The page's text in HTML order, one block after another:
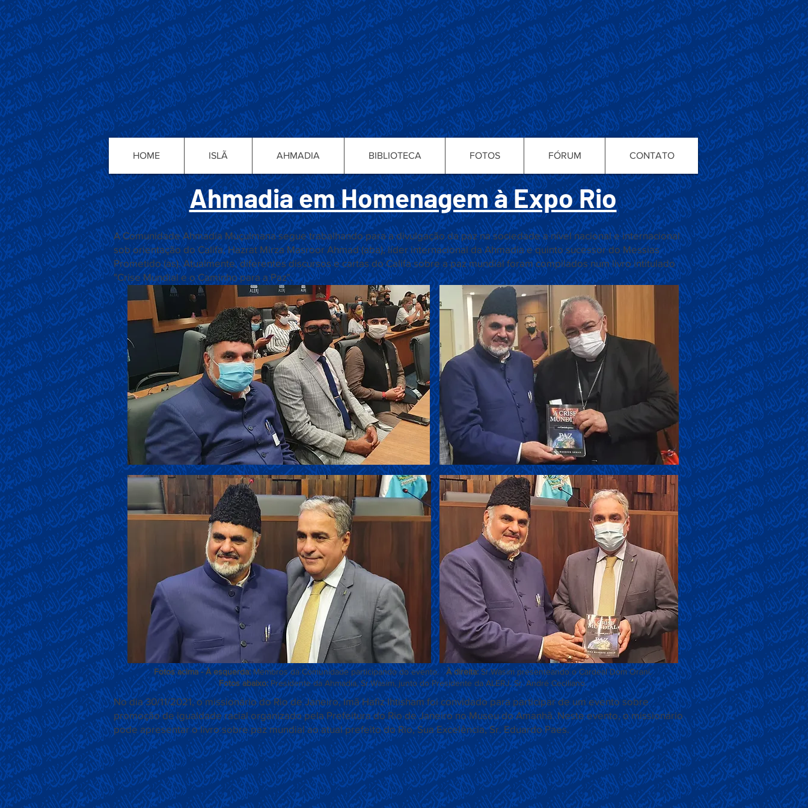
Título 6
HOME ISLÃ AHMADIA BIBLIOTECA FOTOS FÓRUM CONTATO
Ahmadia em Homenagem à Expo Rio
A Comunidade Ahmadia Muçulmana segue trabalhando para a divulgação da paz na sociedade a nível nacional e internacional
sob orientação do Califa, Hazrat Mirza Masroor Ahmad (aba), líder internacional da Ahmadia e quinto sucessor do Messias
Prometido (as). Atualmente, diferentes discursos e cartas do Califa sobre a paz mundial foram compilados num livro intitulado
"Crise Mundial e o Caminho para a Paz".
Fotos acima - À esquerda:Membros da Comunidade participando do evento.À direita:Sr.Wasim presenteando o Cardeal Dom Orani.
Fotos abaixo:Presidente da Ahmadia, Sr.Wasim, junto do Presidente da ALERJ, Sr. André Ceciliano.
No dia 30/11/2021, o missionário do Rio de Janeiro, Imã Hafiz Ihtisham foi convidado para participar de um evento sobre
promoção de igualdade racial organizado pela Prefeitura do Rio de Janeiro no Museu do Amanhã. Neste evento, o missionário
pode apresentar o livro sobre paz mundial ao atual prefeito do Rio, Sua Excelência, Sr. Eduardo Paes.